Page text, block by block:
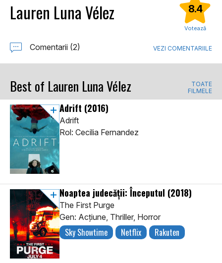
Lauren Luna Vélez 8.4
Votează
Comentarii (2) VEZI COMENTARIILE
Best of Lauren Luna Vélez
TOATE
FILMELE
Adrift (2016)
Adrift
Rol: Cecilia Fernandez
Noaptea judecăţii: Începutul (2018)
The First Purge
Gen: Acţiune, Thriller, Horror
Sky Showtime Netflix Rakuten